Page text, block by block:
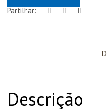
Partilhar:
Descrição